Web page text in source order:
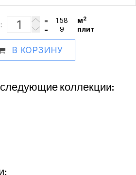
:
= м2
= плит
В КОРЗИНУ
коллекции: